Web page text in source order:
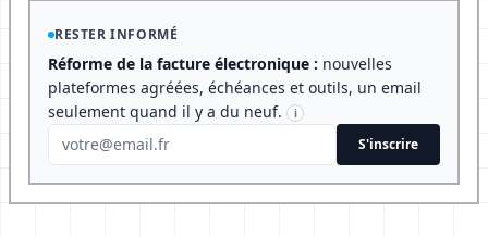
RESTER INFORMÉ
Réforme de la facture électronique : nouvelles
plateformes agréées, échéances et outils, un email
seulement quand il y a du neuf.
i
S'inscrire